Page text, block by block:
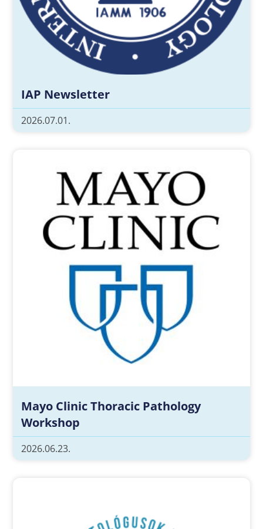
IAP Newsletter
2026.07.01.
Mayo Clinic Thoracic Pathology
Workshop
2026.06.23.